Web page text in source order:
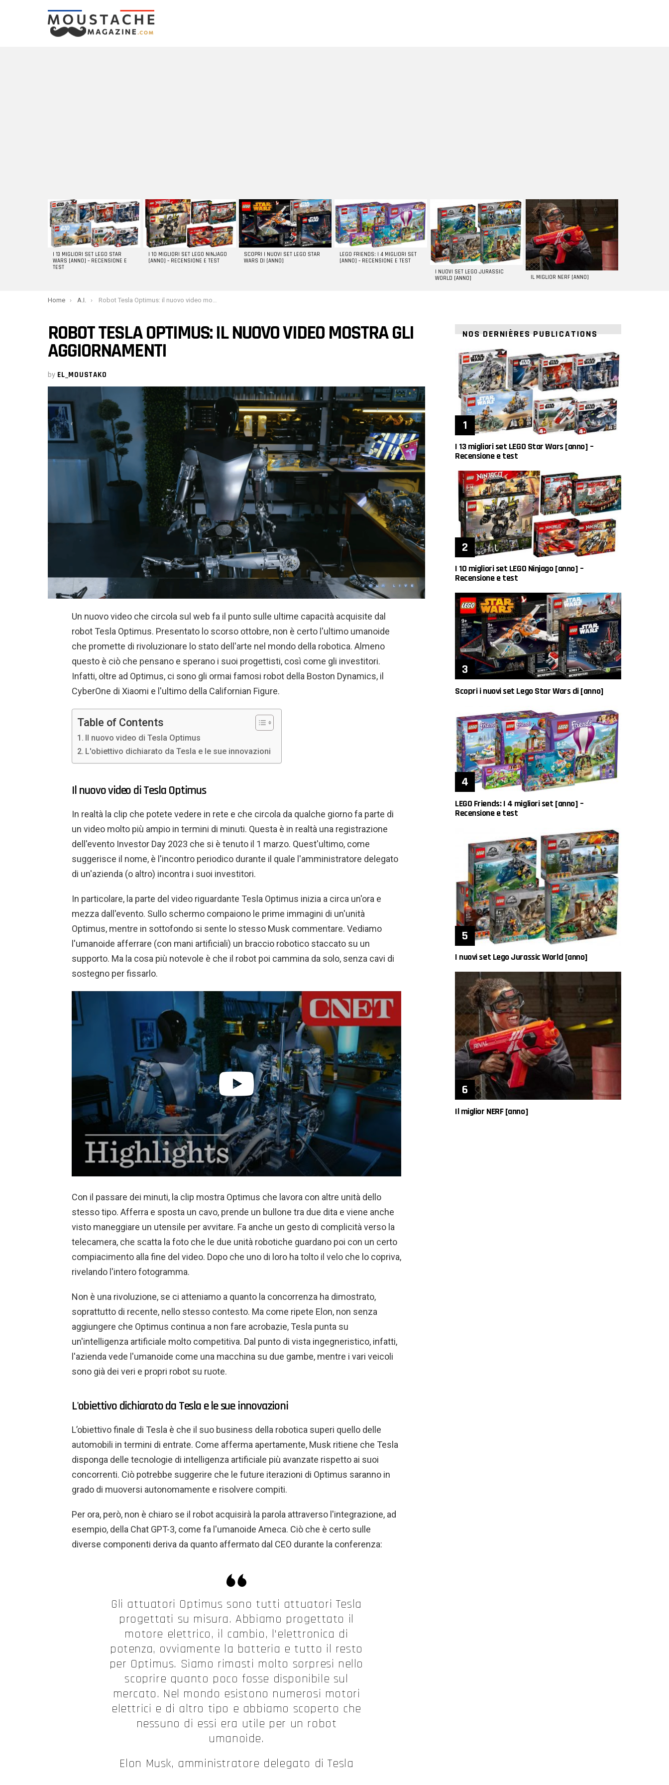
LATEST
STORIES
I 13 MIGLIORI SET LEGO STAR
WARS [ANNO] – RECENSIONE E
TEST
I 10 MIGLIORI SET LEGO NINJAGO
[ANNO] – RECENSIONE E TEST
SCOPRI I NUOVI SET LEGO STAR
WARS DI [ANNO]
LEGO FRIENDS: I 4 MIGLIORI SET
[ANNO] – RECENSIONE E TEST
I NUOVI SET LEGO JURASSIC
WORLD [ANNO]
IL MIGLIOR NERF [ANNO]
You are here:
Home A.I. Robot Tesla Optimus: il nuovo video mostra gli aggiornamenti
ROBOT TESLA OPTIMUS: IL NUOVO VIDEO MOSTRA GLI
AGGIORNAMENTI
by EL_MOUSTAKO
Un nuovo video che circola sul web fa il punto sulle ultime capacità acquisite dal
robot Tesla Optimus. Presentato lo scorso ottobre, non è certo l'ultimo umanoide
che promette di rivoluzionare lo stato dell'arte nel mondo della robotica. Almeno
questo è ciò che pensano e sperano i suoi progettisti, così come gli investitori.
Infatti, oltre ad Optimus, ci sono gli ormai famosi robot della Boston Dynamics, il
CyberOne di Xiaomi e l'ultimo della Californian Figure.
Table of Contents
Il nuovo video di Tesla Optimus
L'obiettivo dichiarato da Tesla e le sue innovazioni
Il nuovo video di Tesla Optimus
In realtà la clip che potete vedere in rete e che circola da qualche giorno fa parte di
un video molto più ampio in termini di minuti. Questa è in realtà una registrazione
dell'evento Investor Day 2023 che si è tenuto il 1 marzo. Quest'ultimo, come
suggerisce il nome, è l'incontro periodico durante il quale l'amministratore delegato
di un'azienda (o altro) incontra i suoi investitori.
In particolare, la parte del video riguardante Tesla Optimus inizia a circa un'ora e
mezza dall'evento. Sullo schermo compaiono le prime immagini di un'unità
Optimus, mentre in sottofondo si sente lo stesso Musk commentare. Vediamo
l'umanoide afferrare (con mani artificiali) un braccio robotico staccato su un
supporto. Ma la cosa più notevole è che il robot poi cammina da solo, senza cavi di
sostegno per fissarlo.
Con il passare dei minuti, la clip mostra Optimus che lavora con altre unità dello
stesso tipo. Afferra e sposta un cavo, prende un bullone tra due dita e viene anche
visto maneggiare un utensile per avvitare. Fa anche un gesto di complicità verso la
telecamera, che scatta la foto che le due unità robotiche guardano poi con un certo
compiacimento alla fine del video. Dopo che uno di loro ha tolto il velo che lo copriva,
rivelando l'intero fotogramma.
Non è una rivoluzione, se ci atteniamo a quanto la concorrenza ha dimostrato,
soprattutto di recente, nello stesso contesto. Ma come ripete Elon, non senza
aggiungere che Optimus continua a non fare acrobazie, Tesla punta su
un'intelligenza artificiale molto competitiva. Dal punto di vista ingegneristico, infatti,
l'azienda vede l'umanoide come una macchina su due gambe, mentre i vari veicoli
sono già dei veri e propri robot su ruote.
L'obiettivo dichiarato da Tesla e le sue innovazioni
L’obiettivo finale di Tesla è che il suo business della robotica superi quello delle
automobili in termini di entrate. Come afferma apertamente, Musk ritiene che Tesla
disponga delle tecnologie di intelligenza artificiale più avanzate rispetto ai suoi
concorrenti. Ciò potrebbe suggerire che le future iterazioni di Optimus saranno in
grado di muoversi autonomamente e risolvere compiti.
Per ora, però, non è chiaro se il robot acquisirà la parola attraverso l'integrazione, ad
esempio, della Chat GPT-3, come fa l'umanoide Ameca. Ciò che è certo sulle
diverse componenti deriva da quanto affermato dal CEO durante la conferenza:
Gli attuatori Optimus sono tutti attuatori Tesla
progettati su misura. Abbiamo progettato il
motore elettrico, il cambio, l'elettronica di
potenza, ovviamente la batteria e tutto il resto
per Optimus. Siamo rimasti molto sorpresi nello
scoprire quanto poco fosse disponibile sul
mercato. Nel mondo esistono numerosi motori
elettrici e di altro tipo e abbiamo scoperto che
nessuno di essi era utile per un robot
umanoide.
Elon Musk, amministratore delegato di Tesla
NOS DERNIÈRES PUBLICATIONS
I 13 migliori set LEGO Star Wars [anno] –
Recensione e test
I 10 migliori set LEGO Ninjago [anno] –
Recensione e test
Scopri i nuovi set Lego Star Wars di [anno]
LEGO Friends: I 4 migliori set [anno] –
Recensione e test
I nuovi set Lego Jurassic World [anno]
Il miglior NERF [anno]